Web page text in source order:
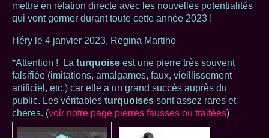
mettre en relation directe avec les nouvelles potentialités
qui vont germer durant toute cette année 2023 !
Héry le 4 janvier 2023, Regina Martino
*Attention ! La turquoise est une pierre très souvent
falsifiée (imitations, amalgames, faux, vieillissement
artificiel, etc.) car elle a un grand succès auprès du
public. Les véritables turquoises sont assez rares et
chères. (voir notre page pierres fausses ou traitées)